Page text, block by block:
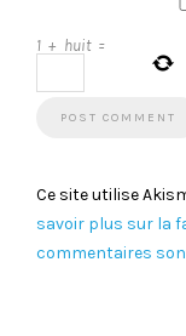
1 + huit =
Ce site utilise
savoir plus sur la
commentaires